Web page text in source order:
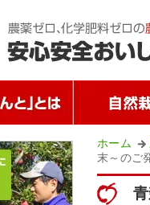
ホーム
末～のご